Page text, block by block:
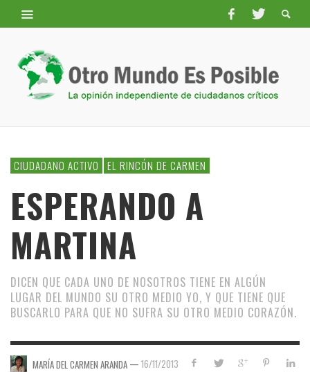
CIUDADANO ACTIVO EL RINCÓN DE CARMEN
ESPERANDO A
MARTINA
DICEN QUE CADA UNO DE NOSOTROS TIENE EN ALGÚN
LUGAR DEL MUNDO SU OTRO MEDIO YO, Y QUE TIENE QUE
BUSCARLO PARA QUE NO SUFRA SU OTRO MEDIO CORAZÓN.
MARÍA DEL CARMEN ARANDA — 16/11/2013